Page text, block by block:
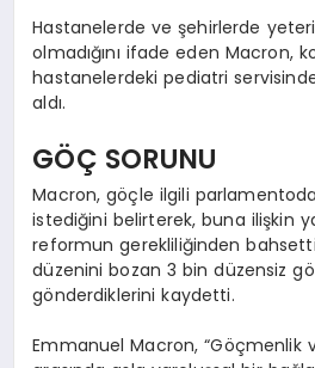
Hastanelerde ve şehirlerde
olmadığını ifade eden Macron,
hastanelerdeki pediatri
aldı.
GÖÇ SORUNU
Macron, göçle ilgili
istediğini belirterek, buna ilişkin
reformun gerekliliğinden
düzenini bozan 3 bin düzensiz
gönderdiklerini kaydetti.
Emmanuel Macron, “Göçmenlik